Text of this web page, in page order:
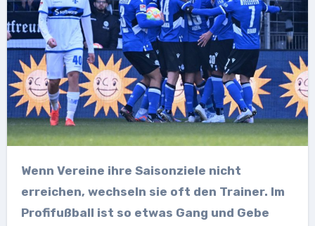
Wenn Vereine ihre Saisonziele nicht
erreichen, wechseln sie oft den Trainer. Im
Profifußball ist so etwas Gang und Gebe